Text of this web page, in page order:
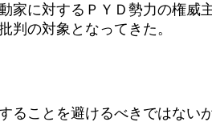
に対するＰＹＤ勢力の権威
判の対象となってきた。
ことを避けるべきではない